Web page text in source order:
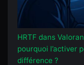
HRTF dans
pourquoi l’activer
différence ?